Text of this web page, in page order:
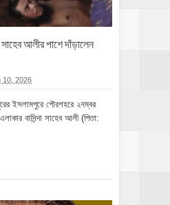
আলীর পাশে দাঁড়ালেন
10, 2026
ইসলামপুরে পৌরশহরে ২নম্বর
বাসিন্দা সাহেব আলী (পিতা: